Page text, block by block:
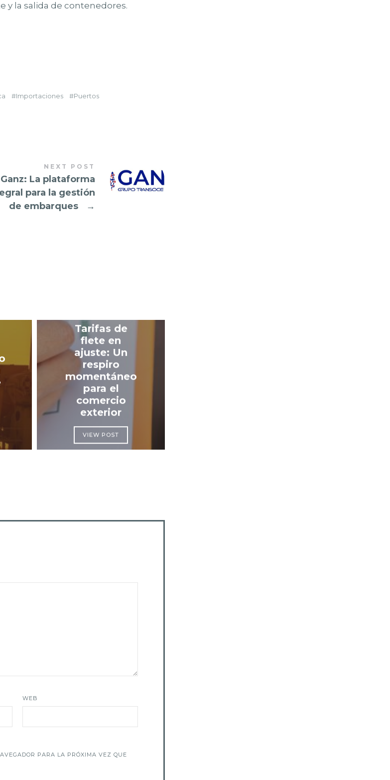
y la salida de contenedores.
Importaciones Puertos
NEXT POST
Ganz: La plataforma
para la gestión
de embarques
→
Tarifas de
flete en
ajuste: Un
respiro
momentáneo
para el
comercio
exterior
VIEW POST
WEB
PARA LA PRÓXIMA VEZ QUE